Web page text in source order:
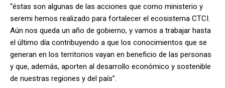
“éstas son algunas de las acciones que como ministerio y
seremi hemos realizado para fortalecer el ecosistema CTCI.
Aún nos queda un año de gobierno, y vamos a trabajar hasta
el último día contribuyendo a que los conocimientos que se
generan en los territorios vayan en beneficio de las personas
y que, además, aporten al desarrollo económico y sostenible
de nuestras regiones y del país”.